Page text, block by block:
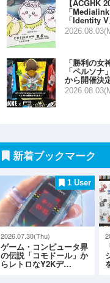
【ACGHK
「
「Identity
「勝利の
「ペルソナ
から開催決
新着ブックマーク
1 User
2026.07.30(Thu)
ゲーム・コンピュータ界
の伝説「コモドール」か
らレトロなY2Kデ…